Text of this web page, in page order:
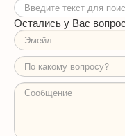
Искать...
Остались у Вас